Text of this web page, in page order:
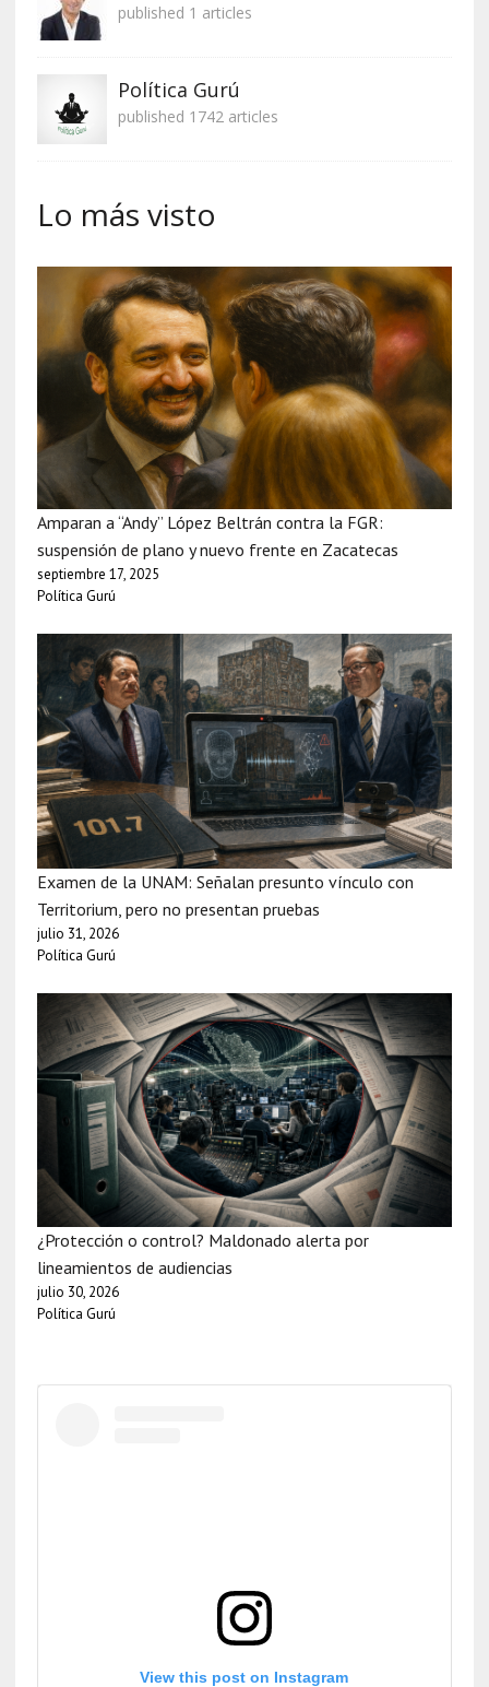
published 1 articles
Política Gurú
published 1742 articles
Lo más visto
Amparan a “Andy” López Beltrán contra la FGR:
suspensión de plano y nuevo frente en Zacatecas
septiembre 17, 2025
Política Gurú
Examen de la UNAM: Señalan presunto vínculo con
Territorium, pero no presentan pruebas
julio 31, 2026
Política Gurú
¿Protección o control? Maldonado alerta por
lineamientos de audiencias
julio 30, 2026
Política Gurú
View this post on Instagram